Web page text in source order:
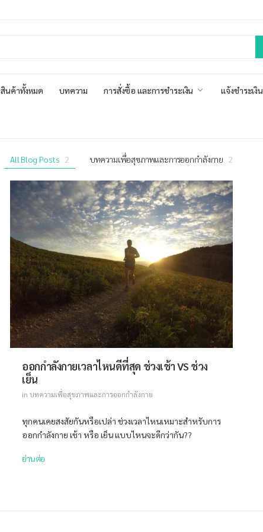
สินค้าทั้งหมด บทความ การสั่งซื้อ และการชำระเงิน แจ้งชำระเงิน
All Blog Posts 2 บทความเพื่อสุขภาพและการออกกำลังกาย 2
ออกกำลังกายเวลาไหนดีที่สุด ช่วงเช้า VS ช่วง
เย็น
in บทความเพื่อสุขภาพและการออกกำลังกาย
ทุกคนเคยสงสัยกันหรือเปล่า ช่วงเวลาไหนเหมาะสำหรับการ
ออกกำลังกาย เช้า หรือ เย็น แบบไหนจะดีกว่ากัน??
อ่านต่อ